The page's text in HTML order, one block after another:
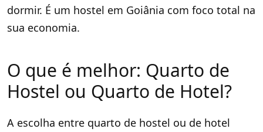
dormir. É um hostel em Goiânia com foco total na
sua economia.
O que é melhor: Quarto de
Hostel ou Quarto de Hotel?
A escolha entre quarto de hostel ou de hotel